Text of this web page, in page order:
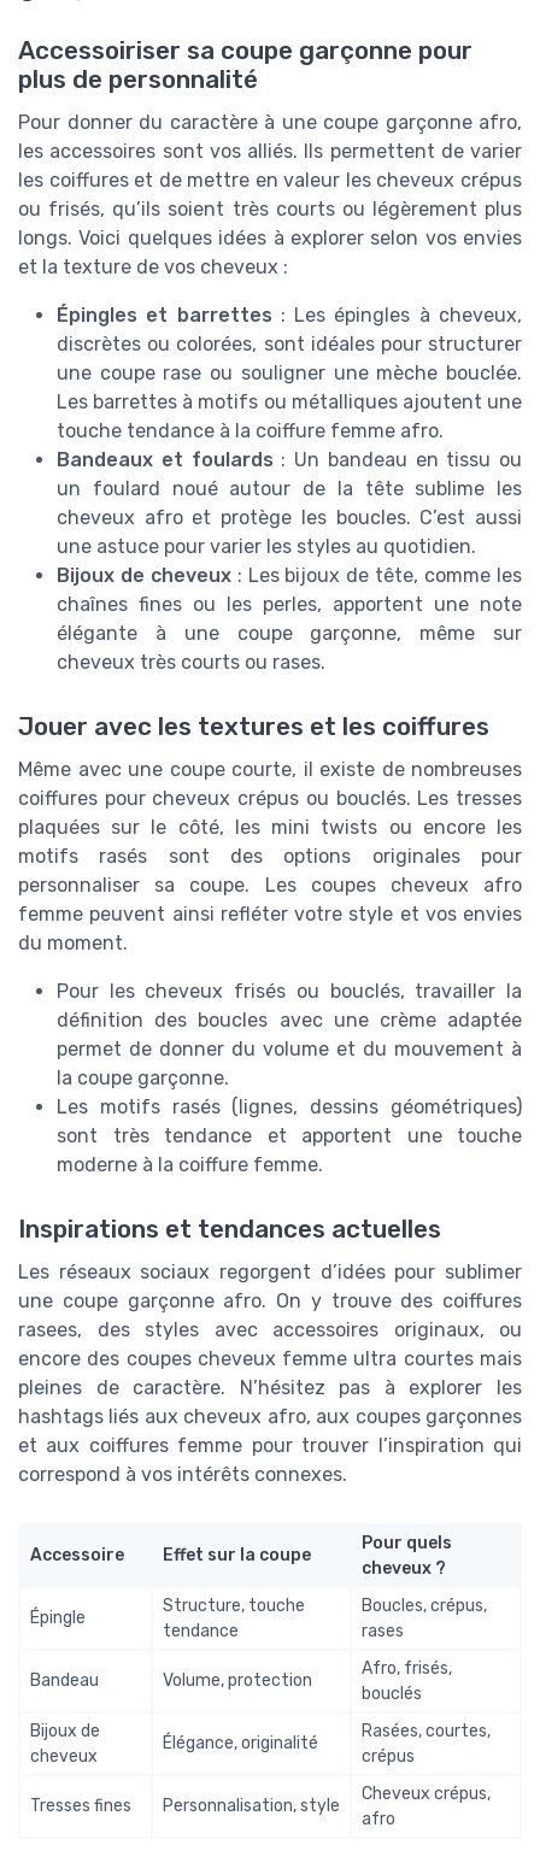
Accessoiriser sa coupe garçonne pour
plus de personnalité
Pour donner du caractère à une coupe garçonne afro,
les accessoires sont vos alliés. Ils permettent de varier
les coiffures et de mettre en valeur les cheveux crépus
ou frisés, qu’ils soient très courts ou légèrement plus
longs. Voici quelques idées à explorer selon vos envies
et la texture de vos cheveux :
Épingles et barrettes : Les épingles à cheveux,
discrètes ou colorées, sont idéales pour structurer
une coupe rase ou souligner une mèche bouclée.
Les barrettes à motifs ou métalliques ajoutent une
touche tendance à la coiffure femme afro.
Bandeaux et foulards : Un bandeau en tissu ou
un foulard noué autour de la tête sublime les
cheveux afro et protège les boucles. C’est aussi
une astuce pour varier les styles au quotidien.
Bijoux de cheveux: Les bijoux de tête, comme les
chaînes fines ou les perles, apportent une note
élégante à une coupe garçonne, même sur
cheveux très courts ou rases.
Jouer avec les textures et les coiffures
Même avec une coupe courte, il existe de nombreuses
coiffures pour cheveux crépus ou bouclés. Les tresses
plaquées sur le côté, les mini twists ou encore les
motifs rasés sont des options originales pour
personnaliser sa coupe. Les coupes cheveux afro
femme peuvent ainsi refléter votre style et vos envies
du moment.
Pour les cheveux frisés ou bouclés, travailler la
définition des boucles avec une crème adaptée
permet de donner du volume et du mouvement à
la coupe garçonne.
Les motifs rasés (lignes, dessins géométriques)
sont très tendance et apportent une touche
moderne à la coiffure femme.
Inspirations et tendances actuelles
Les réseaux sociaux regorgent d’idées pour sublimer
une coupe garçonne afro. On y trouve des coiffures
rasees, des styles avec accessoires originaux, ou
encore des coupes cheveux femme ultra courtes mais
pleines de caractère. N’hésitez pas à explorer les
hashtags liés aux cheveux afro, aux coupes garçonnes
et aux coiffures femme pour trouver l’inspiration qui
correspond à vos intérêts connexes.
Accessoire Effet sur la coupe
Pour quels
cheveux ?
Épingle
Structure, touche
tendance
Boucles, crépus,
rases
Bandeau Volume, protection
Afro, frisés,
bouclés
Bijoux de
cheveux
Élégance, originalité
Rasées, courtes,
crépus
Tresses fines Personnalisation, style
Cheveux crépus,
afro